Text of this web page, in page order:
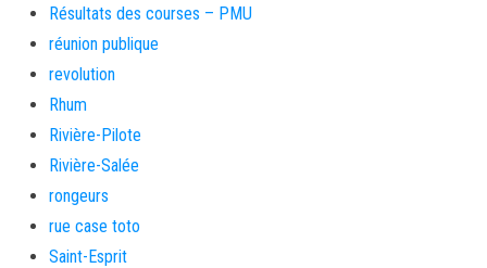
Résultats des courses – PMU
réunion publique
revolution
Rhum
Rivière-Pilote
Rivière-Salée
rongeurs
rue case toto
Saint-Esprit